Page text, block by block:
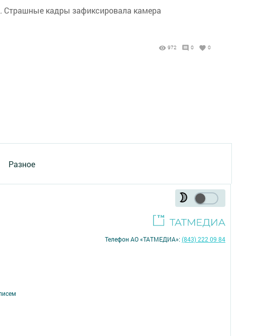
Страшные кадры зафиксировала камера
972 0 0
Разное
Телефон АО «ТАТМЕДИА»:(843) 222 09 84